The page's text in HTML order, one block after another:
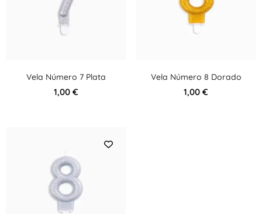
Vela Número 7 Plata
1,00 €
Vela Número 8 Dorado
1,00€